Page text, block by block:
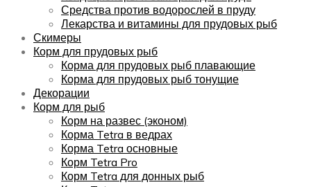
Средства против водорослей в пруду
Лекарства и витамины для прудовых рыб
Скимеры
Корм для прудовых рыб
Корма для прудовых рыб плавающие
Корма для прудовых рыб тонущие
Декорации
Корм для рыб
Корм на развес (эконом)
Корма Tetra в ведрах
Корма Tetra основные
Корм Tetra Pro
Корм Tetra для донных рыб